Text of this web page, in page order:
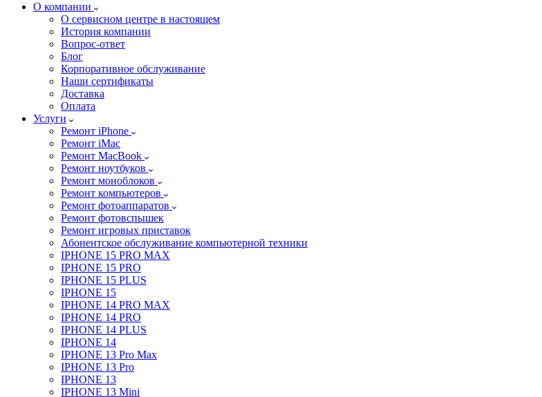
О компании
О сервисном центре в настоящем
История компании
Вопрос-ответ
Блог
Корпоративное обслуживание
Наши сертификаты
Доставка
Оплата
Услуги
Ремонт iPhone
Ремонт iMac
Ремонт MacBook
Ремонт ноутбуков
Ремонт моноблоков
Ремонт компьютеров
Ремонт фотоаппаратов
Ремонт фотовспышек
Ремонт игровых приставок
Абонентское обслуживание компьютерной техники
IPHONE 15 PRO MAX
IPHONE 15 PRO
IPHONE 15 PLUS
IPHONE 15
IPHONE 14 PRO MAX
IPHONE 14 PRO
IPHONE 14 PLUS
IPHONE 14
IPHONE 13 Pro Max
IPHONE 13 Pro
IPHONE 13
IPHONE 13 Mini